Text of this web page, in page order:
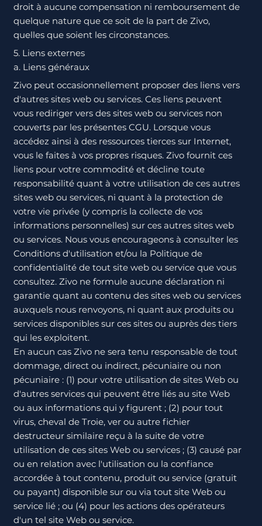
droit à aucune compensation ni remboursement de
quelque nature que ce soit de la part de Zivo,
quelles que soient les circonstances.
5. Liens externes
a. Liens généraux
Zivo peut occasionnellement proposer des liens vers
d'autres sites web ou services. Ces liens peuvent
vous rediriger vers des sites web ou services non
couverts par les présentes CGU. Lorsque vous
accédez ainsi à des ressources tierces sur Internet,
vous le faites à vos propres risques. Zivo fournit ces
liens pour votre commodité et décline toute
responsabilité quant à votre utilisation de ces autres
sites web ou services, ni quant à la protection de
votre vie privée (y compris la collecte de vos
informations personnelles) sur ces autres sites web
ou services. Nous vous encourageons à consulter les
Conditions d'utilisation et/ou la Politique de
confidentialité de tout site web ou service que vous
consultez. Zivo ne formule aucune déclaration ni
garantie quant au contenu des sites web ou services
auxquels nous renvoyons, ni quant aux produits ou
services disponibles sur ces sites ou auprès des tiers
qui les exploitent.
En aucun cas Zivo ne sera tenu responsable de tout
dommage, direct ou indirect, pécuniaire ou non
pécuniaire : (1) pour votre utilisation de sites Web ou
d'autres services qui peuvent être liés au site Web
ou aux informations qui y figurent ; (2) pour tout
virus, cheval de Troie, ver ou autre fichier
destructeur similaire reçu à la suite de votre
utilisation de ces sites Web ou services ; (3) causé par
ou en relation avec l'utilisation ou la confiance
accordée à tout contenu, produit ou service (gratuit
ou payant) disponible sur ou via tout site Web ou
service lié ; ou (4) pour les actions des opérateurs
d'un tel site Web ou service.